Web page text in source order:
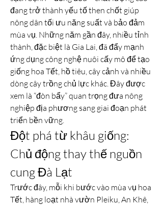
đang trở thành yếu tố then chốt giúp
nông dân tối ưu năng suất và bảo đảm
mùa vụ. Những năm gần đây, nhiều tỉnh
thành, đặc biệt là Gia Lai, đã đẩy mạnh
ứng dụng công nghệ nuôi cấy mô để tạo
giống hoa Tết, hồ tiêu, cây cảnh và nhiều
dòng cây trồng chủ lực khác. Đây được
xem là “đòn bẩy” quan trọng đưa nông
nghiệp địa phương sang giai đoạn phát
triển bền vững.
Đột phá từ khâu giống:
Chủ động thay thế nguồn
cung Đà Lạt
Trước đây, mỗi khi bước vào mùa vụ hoa
Tết, hàng loạt nhà vườn Pleiku, An Khê,